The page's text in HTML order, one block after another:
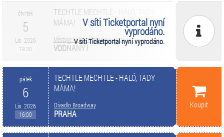
čtvrtek
5
Lis. 2026
19:30
V síti Ticketportal nyní
vyprodáno.
V síti Ticketportal nyní vyprodáno.
TECHTLE MECHTLE - HALÓ, TADY
MÁMA!
Městské kulturní středisko Vodňany
VODŇANY I
pátek
6
Lis. 2026
16:00
TECHTLE MECHTLE - HALÓ, TADY
MÁMA!
Divadlo Broadway
PRAHA
Koupit